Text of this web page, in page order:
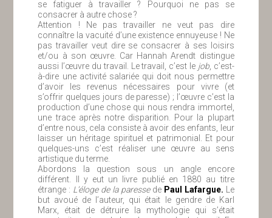
se fatiguer à travailler ? Pourquoi ne pas se
consacrer à autre chose ?
Attention ! Ne pas travailler ne veut pas dire
connaître la vacuité d’une existence ennuyeuse ! Ne
pas travailler veut dire se consacrer à ses loisirs
et/ou à son œuvre. Car Hannah Arendt distingue
aussi l’œuvre du travail. Le travail, c’est le job, c’est-
à-dire une activité salariée qui doit nous permettre
d’avoir les revenus nécessaires pour vivre (et
s’offrir quelques jours de paresse) ; l’œuvre c’est la
production d’une chose qui nous rendra immortel,
une trace après notre disparition. Pour la plupart
d’entre nous, cela consiste à avoir des enfants, leur
laisser un héritage spirituel et patrimonial. Et pour
quelques-uns c’est réaliser une œuvre au sens
artistique du terme.
Abordons la question sous un angle encore
différent. Il y eut un livre publié en 1880 au titre
étrange : L’éloge de la paressede Paul Lafargue. Le
but avoué de l’auteur, qui était le gendre de Karl
Marx, était de détruire la mythologie qui s’était